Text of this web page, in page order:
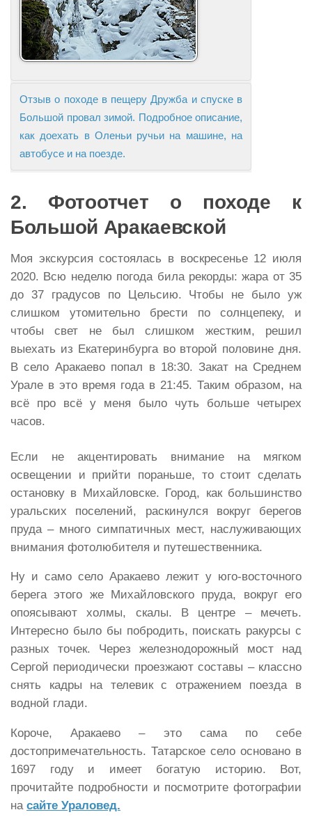
Отзыв о походе в пещеру Дружба и спуске в
Большой провал зимой. Подробное описание,
как доехать в Оленьи ручьи на машине, на
автобусе и на поезде.
2. Фотоотчет о походе к
Большой Аракаевской
Моя экскурсия состоялась в воскресенье 12 июля
2020. Всю неделю погода била рекорды: жара от 35
до 37 градусов по Цельсию. Чтобы не было уж
слишком утомительно брести по солнцепеку, и
чтобы свет не был слишком жестким, решил
выехать из Екатеринбурга во второй половине дня.
В село Аракаево попал в 18:30. Закат на Среднем
Урале в это время года в 21:45. Таким образом, на
всё про всё у меня было чуть больше четырех
часов.
Если не акцентировать внимание на мягком
освещении и прийти пораньше, то стоит сделать
остановку в Михайловске. Город, как большинство
уральских поселений, раскинулся вокруг берегов
пруда – много симпатичных мест, наслуживающих
внимания фотолюбителя и путешественника.
Ну и само село Аракаево лежит у юго-восточного
берега этого же Михайловского пруда, вокруг его
опоясывают холмы, скалы. В центре – мечеть.
Интересно было бы побродить, поискать ракурсы с
разных точек. Через железнодорожный мост над
Сергой периодически проезжают составы – классно
снять кадры на телевик с отражением поезда в
водной глади.
Короче, Аракаево – это сама по себе
достопримечательность. Татарское село основано в
1697 году и имеет богатую историю. Вот,
прочитайте подробности и посмотрите фотографии
на сайте Ураловед.